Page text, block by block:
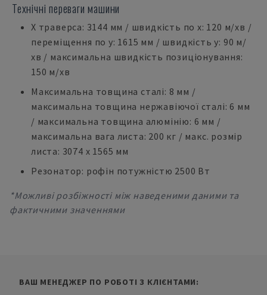
Технічні переваги машини
X траверса: 3144 мм / швидкість по x: 120 м/хв /
переміщення по y: 1615 мм / швидкість y: 90 м/
хв / максимальна швидкість позиціонування:
150 м/хв
Максимальна товщина сталі: 8 мм /
максимальна товщина нержавіючої сталі: 6 мм
/ максимальна товщина алюмінію: 6 мм /
максимальна вага листа: 200 кг / макс. розмір
листа: 3074 x 1565 мм
Резонатор: рофін потужністю 2500 Вт
*Можливі розбіжності між наведеними даними та
фактичними значеннями
ВАШ МЕНЕДЖЕР ПО РОБОТІ З КЛІЄНТАМИ: